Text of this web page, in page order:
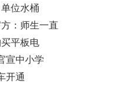
位水桶
：师生一直
平板电
宣中小学
开通